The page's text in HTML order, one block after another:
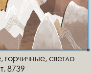
светло
8739